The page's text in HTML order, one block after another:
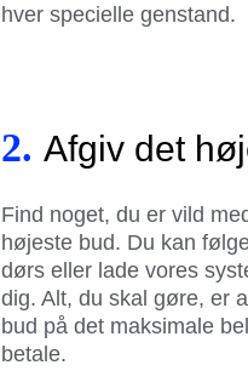
hver specielle genstand.
2. Afgiv det
Find noget, du er vild
højeste bud. Du kan
dørs eller lade vores
dig. Alt, du skal gøre, er
bud på det maksimale
betale.